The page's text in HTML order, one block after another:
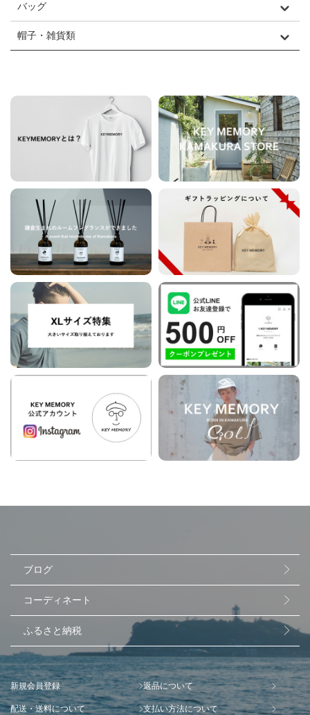
バッグ
帽子・雑貨類
ブログ
コーディネート
ふるさと納税
新規会員登録 返品について
配送・送料について 支払い方法について